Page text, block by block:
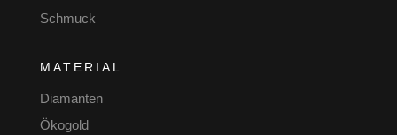
Schmuck
MATERIAL
Diamanten
Ökogold